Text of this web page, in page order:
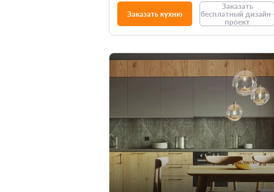
Заказать кухню
Заказать
бесплатный дизайн-
проект